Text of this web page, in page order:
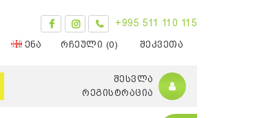
+995 511 110 115
ᲔᲜᲐ ᲠᲩᲔᲣᲚᲘ (0) ᲨᲔᲙᲕᲔᲗᲐ
ᲨᲔᲡᲕᲚᲐ
ᲠᲔᲒᲘᲡᲢᲠᲐᲪᲘᲐ